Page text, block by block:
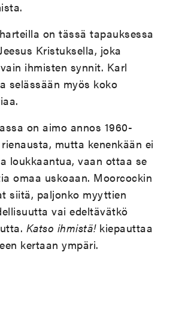
on tässä tapauksessa
Kristuksella, joka
ihmisten synnit. Karl
selässään myös koko
on aimo annos 1960-
mutta kenenkään ei
loukkaantua, vaan ottaa se
omaa uskoaan. Moorcockin
siitä, paljonko myyttien
vai edeltävätkö
Katso ihmistä!kiepauttaa
kertaan ympäri.